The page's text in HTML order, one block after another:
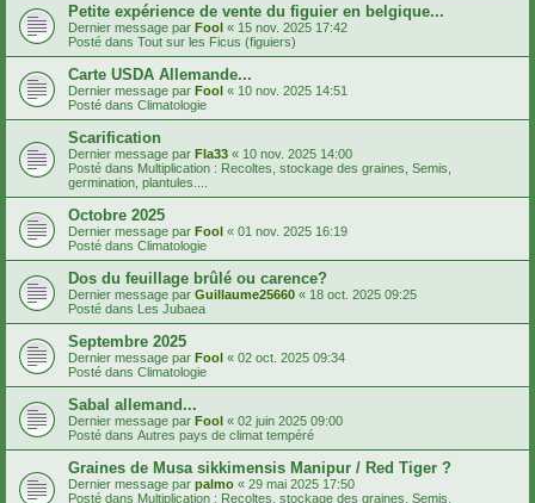
Petite expérience de vente du figuier en belgique...
Dernier message par Fool « 15 nov. 2025 17:42
Posté dans Tout sur les Ficus (figuiers)
Carte USDA Allemande...
Dernier message par Fool « 10 nov. 2025 14:51
Posté dans Climatologie
Scarification
Dernier message par Fla33 « 10 nov. 2025 14:00
Posté dans Multiplication : Recoltes, stockage des graines, Semis,
germination, plantules....
Octobre 2025
Dernier message par Fool « 01 nov. 2025 16:19
Posté dans Climatologie
Dos du feuillage brûlé ou carence?
Dernier message par Guillaume25660 « 18 oct. 2025 09:25
Posté dans Les Jubaea
Septembre 2025
Dernier message par Fool « 02 oct. 2025 09:34
Posté dans Climatologie
Sabal allemand...
Dernier message par Fool « 02 juin 2025 09:00
Posté dans Autres pays de climat tempéré
Graines de Musa sikkimensis Manipur / Red Tiger ?
Dernier message par palmo « 29 mai 2025 17:50
Posté dans Multiplication : Recoltes, stockage des graines, Semis,